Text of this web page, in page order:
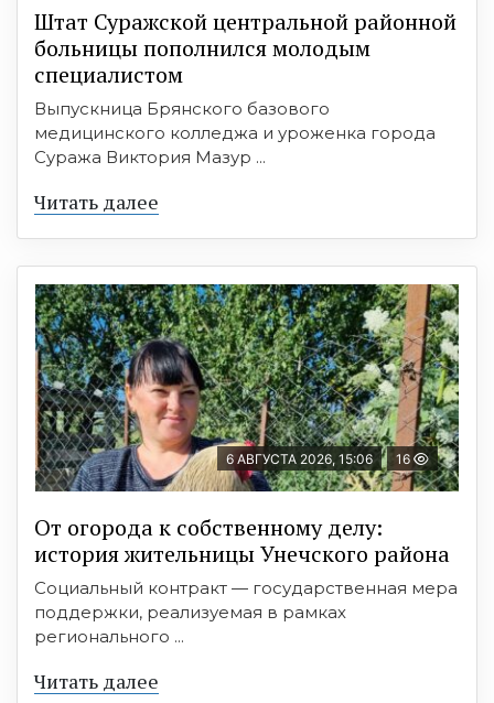
Штат Суражской центральной районной
больницы пополнился молодым
специалистом
Выпускница Брянского базового
медицинского колледжа и уроженка города
Суража Виктория Мазур ...
Читать далее
6 АВГУСТА 2026, 15:06 16
От огорода к собственному делу:
история жительницы Унечского района
Социальный контракт — государственная мера
поддержки, реализуемая в рамках
регионального ...
Читать далее